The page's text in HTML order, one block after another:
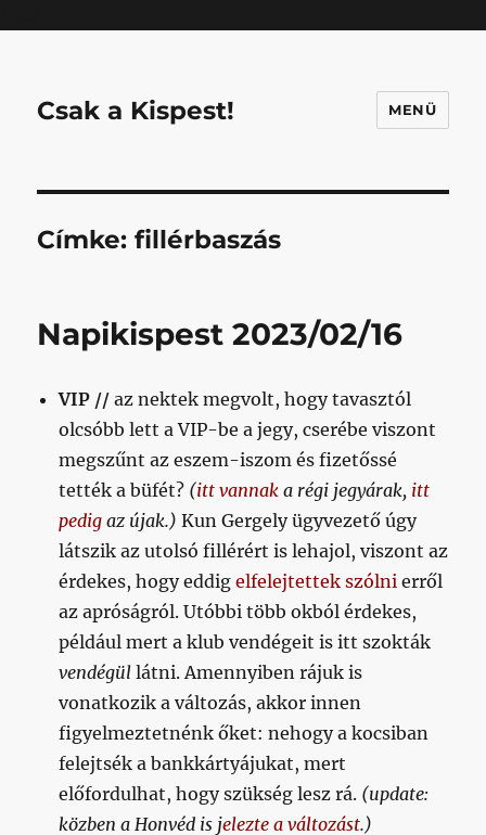
Csak a Kispest! MENÜ
Címke:fillérbaszás
Napikispest 2023/02/16
VIP // az nektek megvolt, hogy tavasztól
olcsóbb lett a VIP-be a jegy, cserébe viszont
megszűnt az eszem-iszom és fizetőssé
tették a büfét? (itt vannak a régi jegyárak, itt
pedig az újak.) Kun Gergely ügyvezető úgy
látszik az utolsó fillérért is lehajol, viszont az
érdekes, hogy eddigelfelejtettek szólni erről
az apróságról. Utóbbi több okból érdekes,
például mert a klub vendégeit is itt szokták
vendégül látni. Amennyiben rájuk is
vonatkozik a változás, akkor innen
figyelmeztetnénk őket: nehogy a kocsiban
felejtsék a bankkártyájukat, mert
előfordulhat, hogy szükség lesz rá. (update:
közben a Honvéd is jelezte a változást.)